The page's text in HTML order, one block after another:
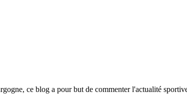
ce blog a pour but de commenter l'actualité